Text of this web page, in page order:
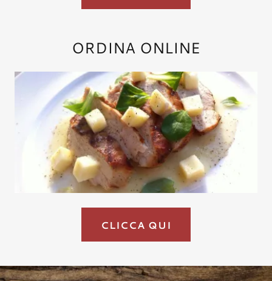
ORDINA ONLINE
CLICCA QUI